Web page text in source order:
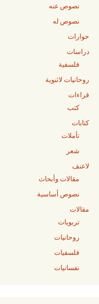
نصوص عنه
نصوص له
حوارات
دراسات
فلسفية
روحانيات لاثنوية
قراءات
كتب
كتابات
تأملات
شعر
لاعنف
مقالات وأبحاث
نصوص أساسية
مقالات
تربويات
روحانيات
فلسفيات
نفسانيات